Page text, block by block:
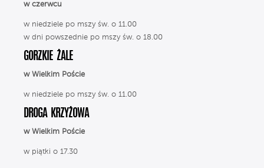
w czerwcu
w niedziele po mszy św. o 11.00
w dni powszednie po mszy św. o 18.00
GORZKIE ŻALE
w Wielkim Poście
w niedziele po mszy św. o 11.00
DROGA KRZYŻOWA
w Wielkim Poście
w piątki o 17.30